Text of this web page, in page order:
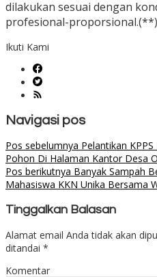
dilakukan sesuai dengan
profesional-proporsional.(**)
Ikuti Kami
Navigasi pos
Pos sebelumnya Pelantikan
Pohon Di Halaman Kantor Desa
Pos berikutnya Banyak Sampah
Mahasiswa KKN Unika Bersama
Tinggalkan Balasan
Alamat email Anda tidak akan
ditandai *
Komentar